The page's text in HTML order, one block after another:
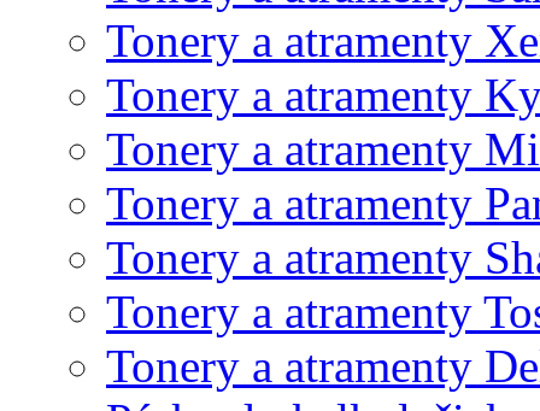
Tonery a atramenty
Tonery a atramenty
Tonery a atramenty
Tonery a atramenty
Tonery a atramenty
Tonery a atramenty
Tonery a atramenty